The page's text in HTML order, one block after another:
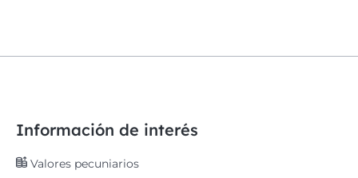
Información de interés
Valores pecuniarios